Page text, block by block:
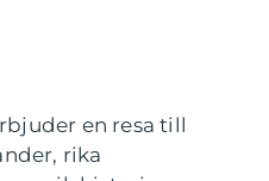
en resa till
rika